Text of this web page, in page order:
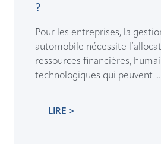
?
Pour les entreprises, la
automobile nécessite
ressources financières,
technologiques qui peuvent ...
LIRE >